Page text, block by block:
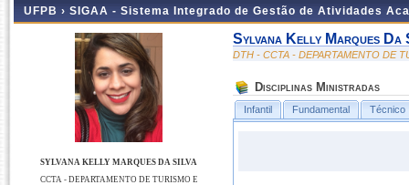
UFPB › SIGAA - Sistema Integrado de Gestão de Atividades
SYLVANA KELLY MARQUES DA SILVA
CCTA - DEPARTAMENTO DE TURISMO E
Sylvana Kelly Marques Da
DTH - CCTA - DEPARTAMENTO DE
Disciplinas Ministradas
Infantil Fundamental Técnico